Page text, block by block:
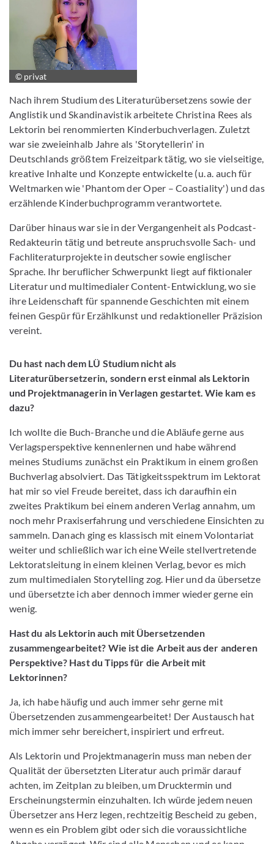
© privat
Nach ihrem Studium des Literaturübersetzens sowie der
Anglistik und Skandinavistik arbeitete Christina Rees als
Lektorin bei renommierten Kinderbuchverlagen. Zuletzt
war sie zweieinhalb Jahre als 'Storytellerin' in
Deutschlands größtem Freizeitpark tätig, wo sie vielseitige,
kreative Inhalte und Konzepte entwickelte (u. a. auch für
Weltmarken wie 'Phantom der Oper – Coastiality') und das
erzählende Kinderbuchprogramm verantwortete.
Darüber hinaus war sie in der Vergangenheit als Podcast-
Redakteurin tätig und betreute anspruchsvolle Sach- und
Fachliteraturprojekte in deutscher sowie englischer
Sprache. Ihr beruflicher Schwerpunkt liegt auf fiktionaler
Literatur und multimedialer Content-Entwicklung, wo sie
ihre Leidenschaft für spannende Geschichten mit einem
feinen Gespür für Erzählkunst und redaktioneller Präzision
vereint.
Du hast nach dem LÜ Studium nicht als
Literaturübersetzerin, sondern erst einmal als Lektorin
und Projektmanagerin in Verlagen gestartet. Wie kam es
dazu?
Ich wollte die Buch-Branche und die Abläufe gerne aus
Verlagsperspektive kennenlernen und habe während
meines Studiums zunächst ein Praktikum in einem großen
Buchverlag absolviert. Das Tätigkeitsspektrum im Lektorat
hat mir so viel Freude bereitet, dass ich daraufhin ein
zweites Praktikum bei einem anderen Verlag annahm, um
noch mehr Praxiserfahrung und verschiedene Einsichten zu
sammeln. Danach ging es klassisch mit einem Volontariat
weiter und schließlich war ich eine Weile stellvertretende
Lektoratsleitung in einem kleinen Verlag, bevor es mich
zum multimedialen Storytelling zog. Hier und da übersetze
und übersetzte ich aber dennoch immer wieder gerne ein
wenig.
Hast du als Lektorin auch mit Übersetzenden
zusammengearbeitet? Wie ist die Arbeit aus der anderen
Perspektive? Hast du Tipps für die Arbeit mit
Lektorinnen?
Ja, ich habe häufig und auch immer sehr gerne mit
Übersetzenden zusammengearbeitet! Der Austausch hat
mich immer sehr bereichert, inspiriert und erfreut.
Als Lektorin und Projektmanagerin muss man neben der
Qualität der übersetzten Literatur auch primär darauf
achten, im Zeitplan zu bleiben, um Drucktermin und
Erscheinungstermin einzuhalten. Ich würde jedem neuen
Übersetzer ans Herz legen, rechtzeitig Bescheid zu geben,
wenn es ein Problem gibt oder sich die voraussichtliche